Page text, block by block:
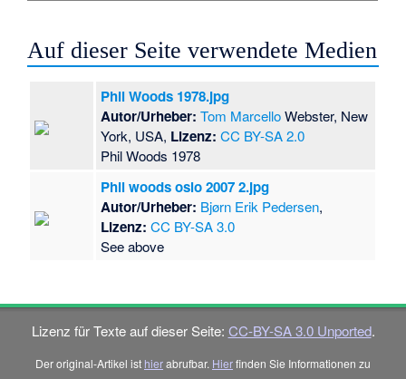
Auf dieser Seite verwendete Medien
Phil Woods 1978.jpg
Autor/Urheber: Tom MarcelloWebster, New
York, USA, Lizenz: CC BY-SA 2.0
Phil Woods 1978
Phil woods oslo 2007 2.jpg
Autor/Urheber: Bjørn Erik Pedersen,
Lizenz: CC BY-SA 3.0
See above
Lizenz für Texte auf dieser Seite: CC-BY-SA 3.0 Unported.
Der original-Artikel ist hierabrufbar. Hierfinden Sie Informationen zu